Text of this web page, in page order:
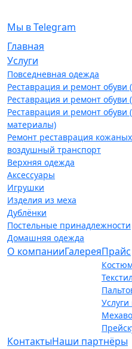
Мы в Telegram
Главная
Услуги
Повседневная одежда
Реставрация и ремонт обуви
Реставрация и ремонт обуви
Реставрация и ремонт
материалы)
Ремонт реставрация
воздушный транспорт
Верхняя одежда
Аксессуары
Игрушки
Изделия из меха
Дублёнки
Постельные принадлежности
Домашняя одежда
О компанииГалереяПрайс
КонтактыНаши партнёры